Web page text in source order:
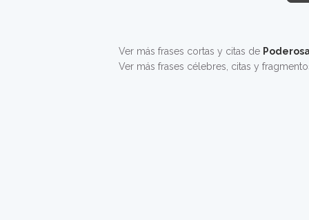
Ver más frases cortas y citas de
Ver más frases célebres, citas y